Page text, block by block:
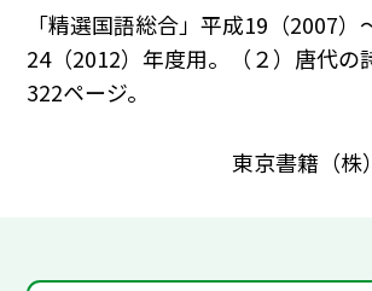
「精選国語総合」平成19（2007）
24（2012）年度用。（２）唐代
322ページ。
東京書籍（